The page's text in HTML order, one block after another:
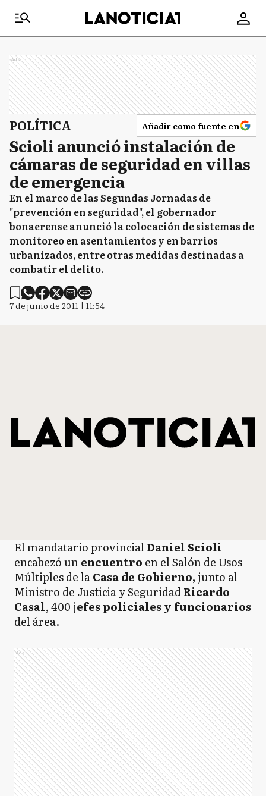
Ads
POLÍTICA Añadir como fuente en
Scioli anunció instalación de
cámaras de seguridad en villas
de emergencia
En el marco de las Segundas Jornadas de
"prevención en seguridad", el gobernador
bonaerense anunció la colocación de sistemas de
monitoreo en asentamientos y en barrios
urbanizados, entre otras medidas destinadas a
combatir el delito.
7 de junio de 2011 | 11:54
El mandatario provincialDaniel Scioli
encabezó unencuentro en el Salón de Usos
Múltiples de laCasa de Gobierno, junto al
Ministro de Justicia y SeguridadRicardo
Casal, 400 jefes policiales y funcionarios
del área.
Ads